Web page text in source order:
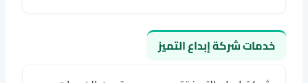
خدمات شركة إبداع التميز